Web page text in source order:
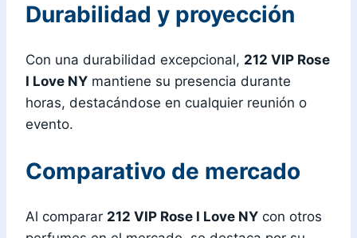
Durabilidad y proyección
Con una durabilidad excepcional, 212 VIP Rose
I Love NY mantiene su presencia durante
horas, destacándose en cualquier reunión o
evento.
Comparativo de mercado
Al comparar 212 VIP Rose I Love NY con otros